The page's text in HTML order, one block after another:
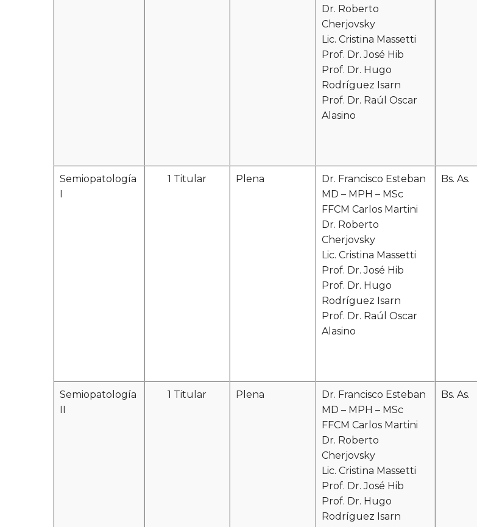
Dr. Roberto
Cherjovsky
Lic. Cristina Massetti
Prof. Dr. José Hib
Prof. Dr. Hugo
Rodríguez Isarn
Prof. Dr. Raúl Oscar
Alasino
Semiopatología
I
1 Titular Plena
Dr. Francisco Esteban
MD – MPH – MSc
FFCM Carlos Martini
Dr. Roberto
Cherjovsky
Lic. Cristina Massetti
Prof. Dr. José Hib
Prof. Dr. Hugo
Rodríguez Isarn
Prof. Dr. Raúl Oscar
Alasino
Bs. As.
Semiopatología
II
1 Titular Plena
Dr. Francisco Esteban
MD – MPH – MSc
FFCM Carlos Martini
Dr. Roberto
Cherjovsky
Lic. Cristina Massetti
Prof. Dr. José Hib
Prof. Dr. Hugo
Rodríguez Isarn
Bs. As.